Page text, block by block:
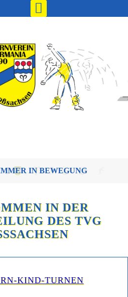
IN BEWEGUNG
IN DER
DES TVG
KIND-TURNEN